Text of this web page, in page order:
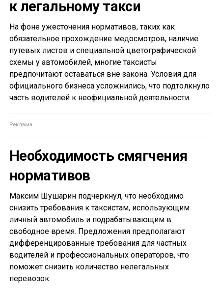
к легальному такси
На фоне ужесточения нормативов, таких как
обязательное прохождение медосмотров, наличие
путевых листов и специальной цветографической
схемы у автомобилей, многие таксисты
предпочитают оставаться вне закона. Условия для
официального бизнеса усложнились, что подтолкнуло
часть водителей к неофициальной деятельности.
Необходимость смягчения
нормативов
Максим Шушарин подчеркнул, что необходимо
снизить требования к таксистам, использующим
личный автомобиль и подрабатывающим в
свободное время. Предложения предполагают
дифференцированные требования для частных
водителей и профессиональных операторов, что
поможет снизить количество нелегальных
перевозок.